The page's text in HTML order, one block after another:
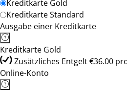
Kreditkarte Gold
Kreditkarte Standard
Ausgabe einer Kreditkarte
Kreditkarte Gold
Zusätzliches Entgelt €36.00
Online-Konto